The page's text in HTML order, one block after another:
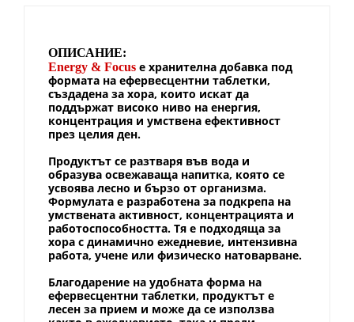
ОПИСАНИЕ:
Energy & Focus е хранителна добавка под
формата на ефервесцентни таблетки,
създадена за хора, които искат да
поддържат високо ниво на енергия,
концентрация и умствена ефективност
през целия ден.
Продуктът се разтваря във вода и
образува освежаваща напитка, която се
усвоява лесно и бързо от организма.
Формулата е разработена за подкрепа на
умствената активност, концентрацията и
работоспособността. Тя е подходяща за
хора с динамично ежедневие, интензивна
работа, учене или физическо натоварване.
Благодарение на удобната форма на
ефервесцентни таблетки, продуктът е
лесен за прием и може да се използва